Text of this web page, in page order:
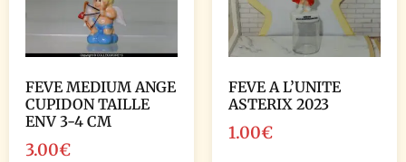
FEVE MEDIUM ANGE
CUPIDON TAILLE
ENV 3-4 CM
3.00€
FEVE A L’UNITE
ASTERIX 2023
1.00€